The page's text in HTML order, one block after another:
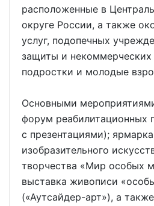
расположенные в
округе России, а также
услуг, подопечных
защиты и некоммерческих
подростки и молодые
Основными
форум реабилитационных
с презентациями);
изобразительного
творчества «Мир особых
выставка живописи
(«Аутсайдер-арт»), а